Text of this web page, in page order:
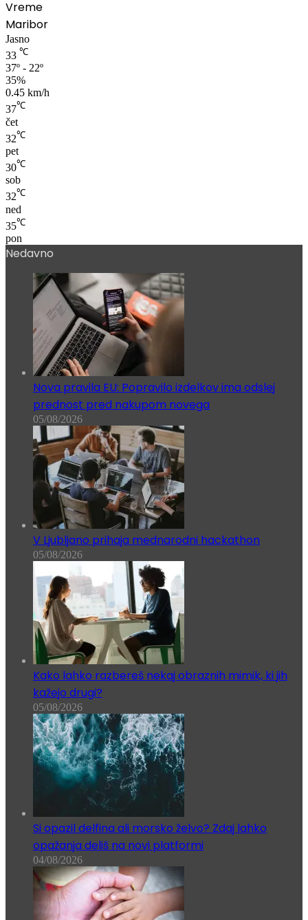
Vreme
Maribor
Jasno
33 ℃
37º - 22º
35%
0.45 km/h
37℃
čet
32℃
pet
30℃
sob
32℃
ned
35℃
pon
Nedavno
Nova pravila EU: Popravilo izdelkov ima odslej
prednost pred nakupom novega
05/08/2026
V Ljubljano prihaja mednarodni hackathon
05/08/2026
Kako lahko razbereš nekaj obraznih mimik, ki jih
kažejo drugi?
05/08/2026
Si opazil delfina ali morsko želvo? Zdaj lahko
opažanja deliš na novi platformi
04/08/2026